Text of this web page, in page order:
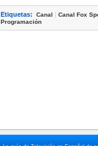
Etiquetas: Canal | Canal Fox
Programación